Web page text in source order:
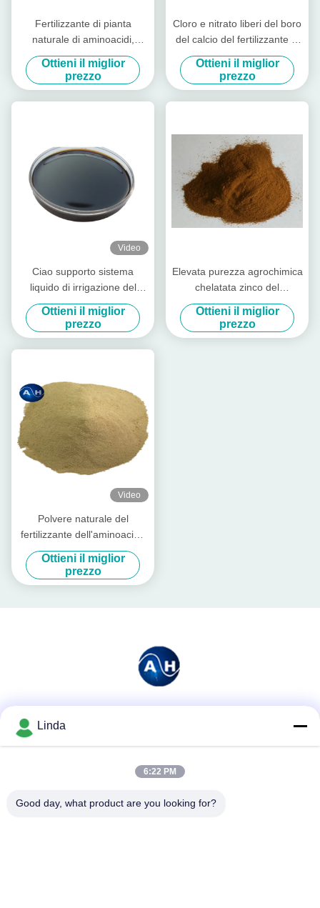
Fertilizzante di pianta
naturale di aminoacidi,
fertilizzante del molibdeno
organico
Ottieni il miglior
prezzo
Cloro e nitrato liberi del boro
del calcio del fertilizzante di
pianta di aminoacidi dello
stato liquido
Ottieni il miglior
prezzo
Video
Ciao supporto sistema
liquido di irrigazione del
fertilizzante di pianta di
aminoacidi dell'azoto
Ottieni il miglior
prezzo
Elevata purezza agrochimica
chelatata zinco del
fertilizzante della farina di
soia dello spray fogliare
Ottieni il miglior
prezzo
Video
Polvere naturale del
fertilizzante dell'aminoacido
per il magnesio del chelato
di crescita di piante
Ottieni il miglior
prezzo
Linda
6:22 PM
Good day, what product are you looking for?